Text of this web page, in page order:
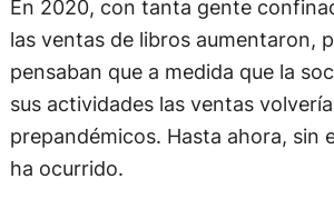
En 2020, con tanta gente
las ventas de libros aumentaron,
pensaban que a medida que la
sus actividades las ventas
prepandémicos. Hasta ahora, sin
ha ocurrido.